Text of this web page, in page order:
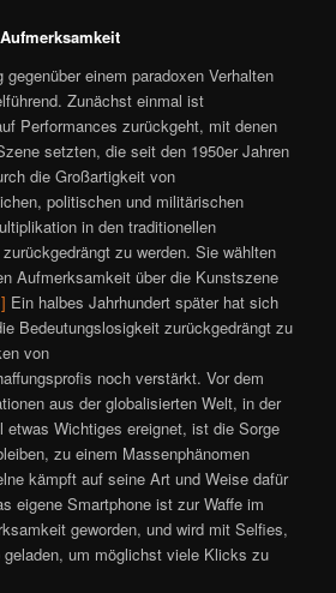
einem paradoxen Verhalten
Zunächst einmal ist
Performances zurückgeht, mit denen
setzten, die seit den 1950er Jahren
die Großartigkeit von
politischen und militärischen
in den traditionellen
zu werden. Sie wählten
Aufmerksamkeit über die Kunstszene
Ein halbes Jahrhundert später hat sich
Bedeutungslosigkeit zurückgedrängt zu
von
noch verstärkt. Vor dem
aus der globalisierten Welt, in der
etwas Wichtiges ereignet, ist die Sorge
zu einem Massenphänomen
kämpft auf seine Art und Weise dafür
eigene Smartphone ist zur Waffe im
geworden, und wird mit Selfies,
geladen, um möglichst viele Klicks zu